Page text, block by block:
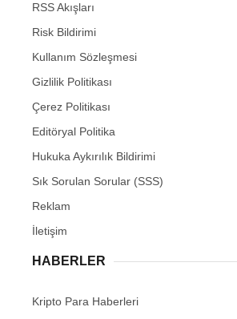
RSS Akışları
Risk Bildirimi
Kullanım Sözleşmesi
Gizlilik Politikası
Çerez Politikası
Editöryal Politika
Hukuka Aykırılık Bildirimi
Sık Sorulan Sorular (SSS)
Reklam
İletişim
HABERLER
Kripto Para Haberleri